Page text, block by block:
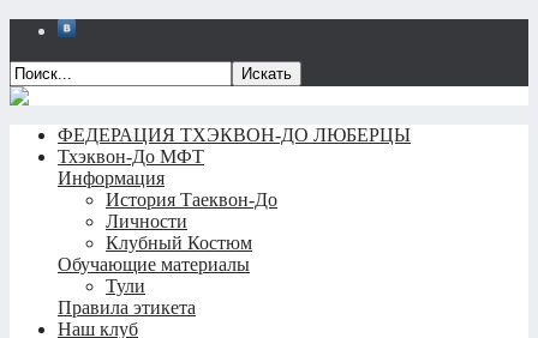
Искать
ФЕДЕРАЦИЯ ТХЭКВОН-ДО ЛЮБЕРЦЫ
Тхэквон-До МФТ
Информация
История Таеквон-До
Личности
Клубный Костюм
Обучающие материалы
Тули
Правила этикета
Наш клуб